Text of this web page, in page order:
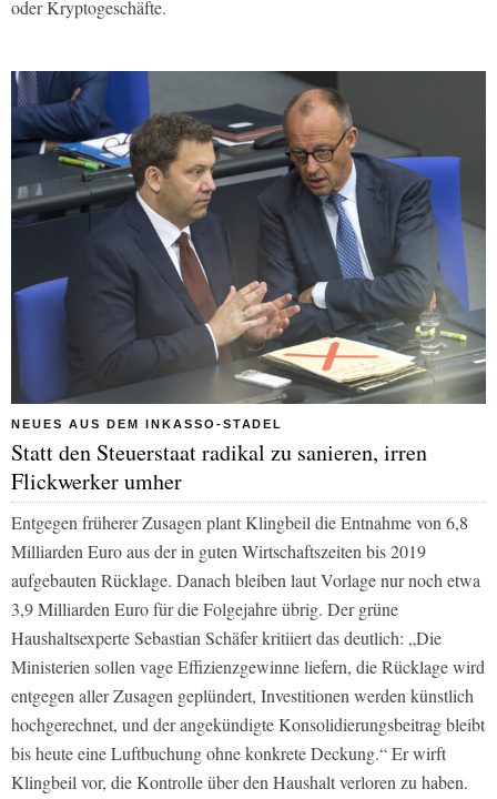
oder Kryptogeschäfte.
NEUES AUS DEM INKASSO-STADEL
Statt den Steuerstaat radikal zu sanieren, irren
Flickwerker umher
Entgegen früherer Zusagen plant Klingbeil die Entnahme von 6,8
Milliarden Euro aus der in guten Wirtschaftszeiten bis 2019
aufgebauten Rücklage. Danach bleiben laut Vorlage nur noch etwa
3,9 Milliarden Euro für die Folgejahre übrig. Der grüne
Haushaltsexperte Sebastian Schäfer kritiiert das deutlich: „Die
Ministerien sollen vage Effizienzgewinne liefern, die Rücklage wird
entgegen aller Zusagen geplündert, Investitionen werden künstlich
hochgerechnet, und der angekündigte Konsolidierungsbeitrag bleibt
bis heute eine Luftbuchung ohne konkrete Deckung.“ Er wirft
Klingbeil vor, die Kontrolle über den Haushalt verloren zu haben.